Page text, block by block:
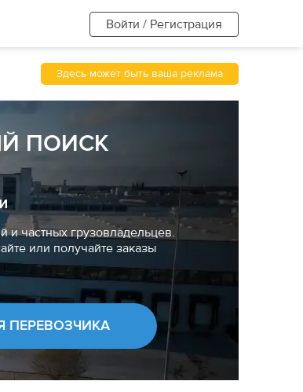
Войти / Регистрация
Здесь может быть ваша реклама
ПОИСК
и частных грузовладельцев.
или получайте заказы
ПЕРЕВОЗЧИКА